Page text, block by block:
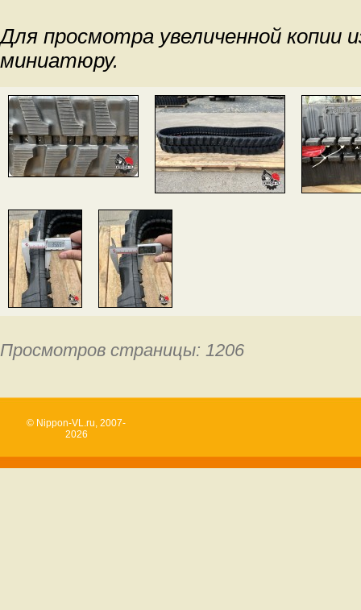
Для просмотра увеличенной копии
миниатюру.
Просмотров страницы: 1206
© Nippon-VL.ru, 2007-
2026